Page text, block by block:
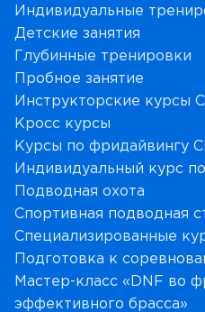
Индивидуальные
Детские занятия
Глубинные тренировки
Пробное занятие
Инструкторские курсы
Кросс курсы
Курсы по фридайвингу
Индивидуальный курс
Подводная охота
Спортивная подводная
Специализированные
Подготовка к
Мастер-класс «DNF во
эффективного брасса»